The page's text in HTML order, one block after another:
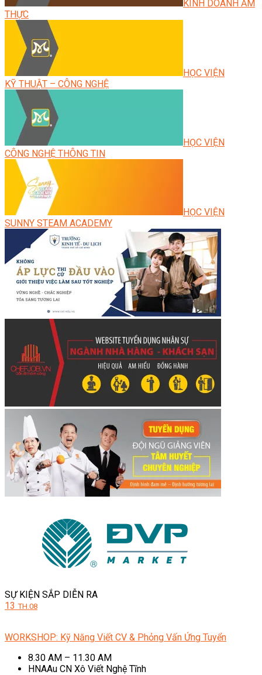
KINH DOANH ẨM
THỰC
HỌC VIỆN
KỸ THUẬT – CÔNG NGHỆ
HỌC VIỆN
CÔNG NGHỆ THÔNG TIN
HỌC VIỆN
SUNNY STEAM ACADEMY
SỰ KIỆN SẮP DIỄN RA
13 TH.08
WORKSHOP: Kỹ Năng Viết CV & Phỏng Vấn Ứng Tuyển
8.30 AM – 11.30 AM
HNAAu CN Xô Viết Nghệ Tĩnh